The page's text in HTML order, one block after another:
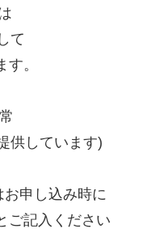
て
。
供しています)
お申し込み時に
ご記入ください